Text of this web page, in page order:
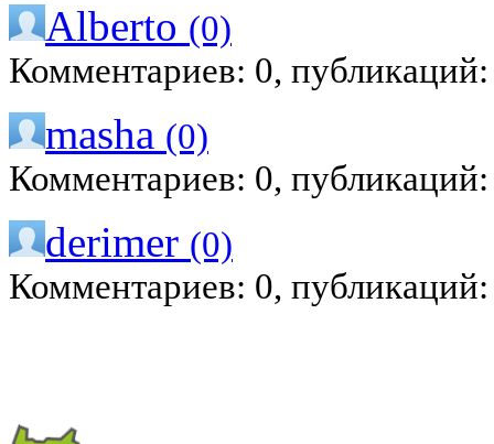
Alberto (0)
Комментариев: 0,
masha (0)
Комментариев: 0,
derimer (0)
Комментариев: 0,